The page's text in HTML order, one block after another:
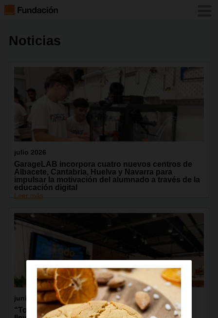
Noticias
julio 2026
GarageLAB incorpora cuatro nuevos centros de
Albacete, Cantabria, Huelva y Navarra para
impulsar la motivación del alumnado a través de la
educación digital
Leer más
junio 2026
“Todos Conectados”, de la Fundación Orange,